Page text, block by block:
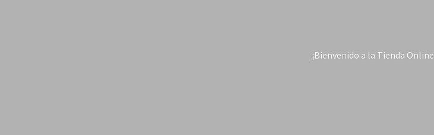
¡Bienvenido a la Tienda Online